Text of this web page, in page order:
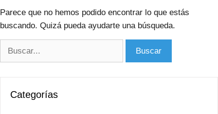
Parece que no hemos podido encontrar lo que estás
buscando. Quizá pueda ayudarte una búsqueda.
Buscar:
Categorías